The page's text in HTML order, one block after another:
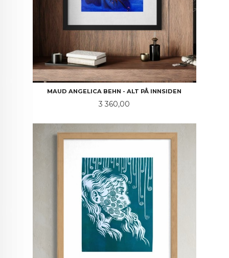
MAUD ANGELICA BEHN - ALT PÅ INNSIDEN
Pris
3 360,00